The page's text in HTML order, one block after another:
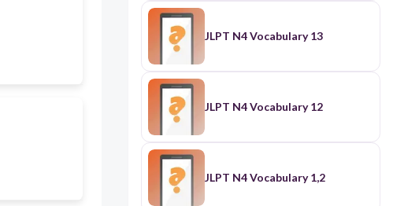
JLPT N4 Vocabulary 13
JLPT N4 Vocabulary 12
JLPT N4 Vocabulary 1,2